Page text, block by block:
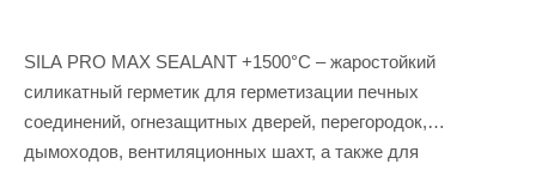
SILA PRO MAX SEALANT +1500°C – жаростойкий
силикатный герметик для герметизации печных
соединений, огнезащитных дверей, перегородок,
дымоходов, вентиляционных шахт, а также для